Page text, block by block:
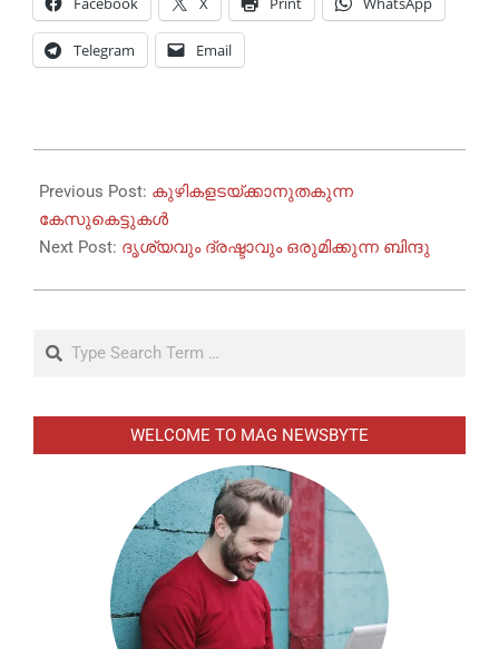
Telegram Email
08-
19
Previous Post: കുഴികളടയ്ക്കാനുതകുന്ന
കേസുകെട്ടുകൾ
Next Post: ദൃശ്യവും ദ്രഷ്ടാവും ഒരുമിക്കുന്ന ബിന്ദു
Search
WELCOME TO MAG NEWSBYTE